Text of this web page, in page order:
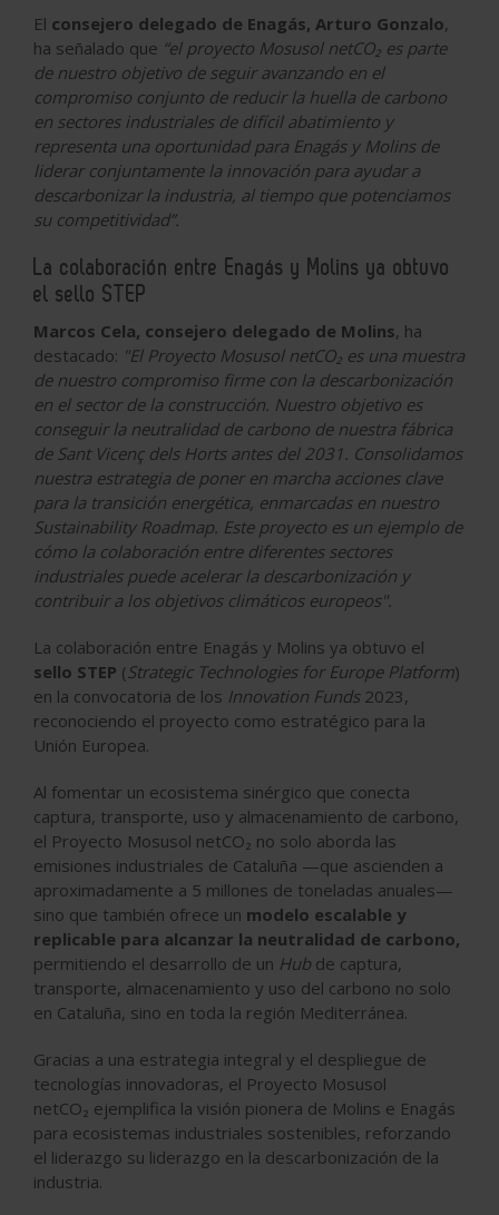
El consejero delegado de Enagás, Arturo Gonzalo,
ha señalado que “el proyecto Mosusol netCO₂ es parte
de nuestro objetivo de seguir avanzando en el
compromiso conjunto de reducir la huella de carbono
en sectores industriales de difícil abatimiento y
representa una oportunidad para Enagás y Molins de
liderar conjuntamente la innovación para ayudar a
descarbonizar la industria, al tiempo que potenciamos
su competitividad”.
La colaboración entre Enagás y Molins ya obtuvo
el sello STEP
Marcos Cela, consejero delegado de Molins, ha
destacado: "El Proyecto Mosusol netCO₂ es una muestra
de nuestro compromiso firme con la descarbonización
en el sector de la construcción. Nuestro objetivo es
conseguir la neutralidad de carbono de nuestra fábrica
de Sant Vicenç dels Horts antes del 2031. Consolidamos
nuestra estrategia de poner en marcha acciones clave
para la transición energética, enmarcadas en nuestro
Sustainability Roadmap. Este proyecto es un ejemplo de
cómo la colaboración entre diferentes sectores
industriales puede acelerar la descarbonización y
contribuir a los objetivos climáticos europeos".
La colaboración entre Enagás y Molins ya obtuvo el
sello STEP (Strategic Technologies for Europe Platform)
en la convocatoria de los Innovation Funds2023,
reconociendo el proyecto como estratégico para la
Unión Europea.
Al fomentar un ecosistema sinérgico que conecta
captura, transporte, uso y almacenamiento de carbono,
el Proyecto Mosusol netCO₂ no solo aborda las
emisiones industriales de Cataluña —que ascienden a
aproximadamente a 5 millones de toneladas anuales—
sino que también ofrece un modelo escalable y
replicable para alcanzar la neutralidad de carbono,
permitiendo el desarrollo de un Hub de captura,
transporte, almacenamiento y uso del carbono no solo
en Cataluña, sino en toda la región Mediterránea.
Gracias a una estrategia integral y el despliegue de
tecnologías innovadoras, el Proyecto Mosusol
netCO₂ ejemplifica la visión pionera de Molins e Enagás
para ecosistemas industriales sostenibles, reforzando
el liderazgo su liderazgo en la descarbonización de la
industria.